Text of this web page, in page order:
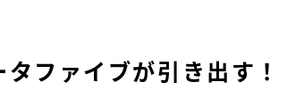
ファイブが引き出す！